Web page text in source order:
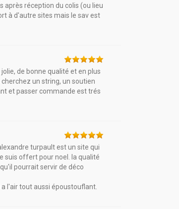
après réception du colis (ou lieu
à d'autre sites mais le sav est
de bonne qualité et en plus
un string, un soutien
et passer commande est trés
turpault est un site qui
suis offert pour noel. la qualité
pourrait servir de déco
l'air tout aussi époustouflant.